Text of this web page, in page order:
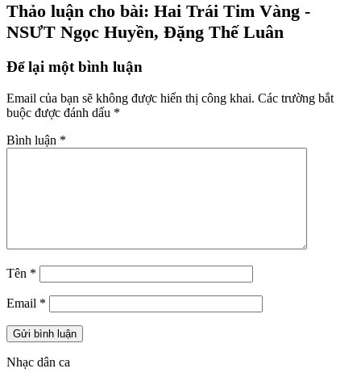
Thảo luận cho bài: Hai Trái Tim Vàng -
NSƯT Ngọc Huyền, Đặng Thế Luân
Để lại một bình luận
Email của bạn sẽ không được hiển thị công khai. Các trường bắt
buộc được đánh dấu *
Bình luận *
Tên *
Email *
Nhạc dân ca